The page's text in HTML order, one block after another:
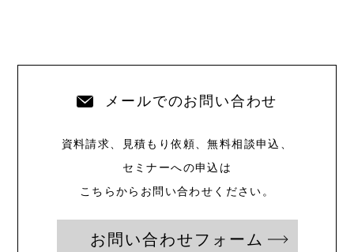
メールでのお問い合わせ
資料請求、見積もり依頼、無料相談申込、
セミナーへの申込は
こちらからお問い合わせください。
お問い合わせフォーム